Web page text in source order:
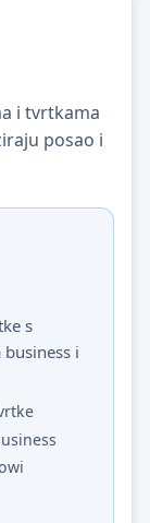
i tvrtkama
posao i
s
i